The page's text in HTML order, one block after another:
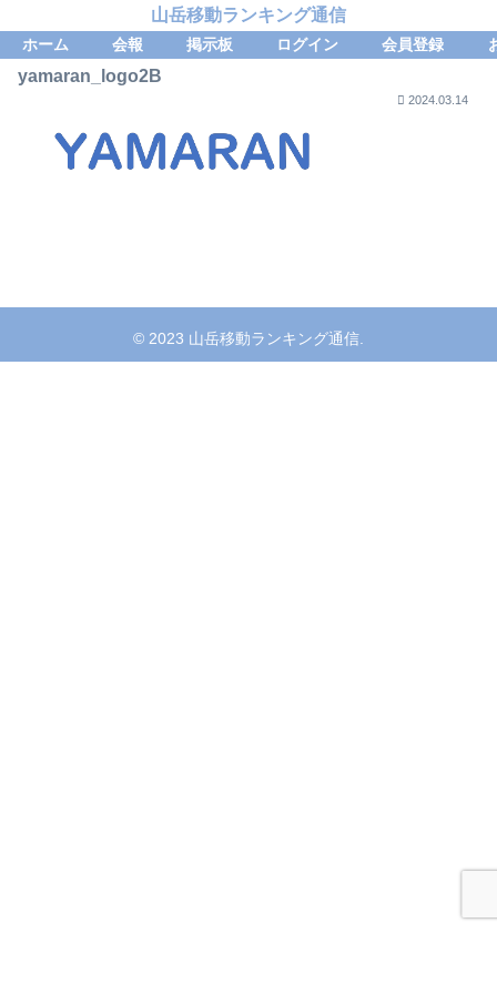
山岳移動ランキング通信
ホーム 会報 掲示板 ログイン 会員登録
yamaran_logo2B
2024.03.14
© 2023 山岳移動ランキング通信.